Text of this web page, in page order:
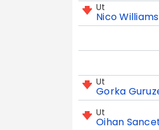
Ut
Nico Williams
Ut
Gorka
Ut
Oihan